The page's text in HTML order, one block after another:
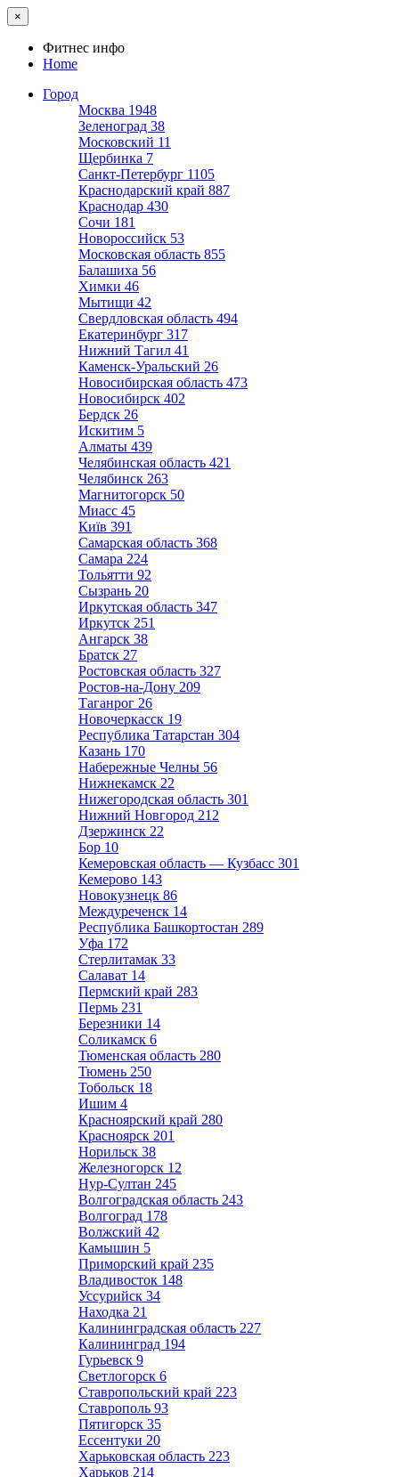
×
Фитнес инфо
Home
Город
Москва 1948
Зеленоград 38
Московский 11
Щербинка 7
Санкт-Петербург 1105
Краснодарский край 887
Краснодар 430
Сочи 181
Новороссийск 53
Московская область 855
Балашиха 56
Химки 46
Мытищи 42
Свердловская область 494
Екатеринбург 317
Нижний Тагил 41
Каменск-Уральский 26
Новосибирская область 473
Новосибирск 402
Бердск 26
Искитим 5
Алматы 439
Челябинская область 421
Челябинск 263
Магнитогорск 50
Миасс 45
Київ 391
Самарская область 368
Самара 224
Тольятти 92
Сызрань 20
Иркутская область 347
Иркутск 251
Ангарск 38
Братск 27
Ростовская область 327
Ростов-на-Дону 209
Таганрог 26
Новочеркасск 19
Республика Татарстан 304
Казань 170
Набережные Челны 56
Нижнекамск 22
Нижегородская область 301
Нижний Новгород 212
Дзержинск 22
Бор 10
Кемеровская область — Кузбасс 301
Кемерово 143
Новокузнецк 86
Междуреченск 14
Республика Башкортостан 289
Уфа 172
Стерлитамак 33
Салават 14
Пермский край 283
Пермь 231
Березники 14
Соликамск 6
Тюменская область 280
Тюмень 250
Тобольск 18
Ишим 4
Красноярский край 280
Красноярск 201
Норильск 38
Железногорск 12
Нур-Султан 245
Волгоградская область 243
Волгоград 178
Волжский 42
Камышин 5
Приморский край 235
Владивосток 148
Уссурийск 34
Находка 21
Калининградская область 227
Калининград 194
Гурьевск 9
Светлогорск 6
Ставропольский край 223
Ставрополь 93
Пятигорск 35
Ессентуки 20
Харьковская область 223
Харьков 214